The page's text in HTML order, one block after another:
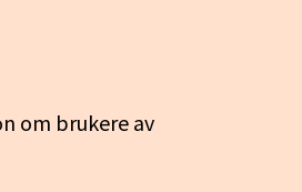
om brukere av